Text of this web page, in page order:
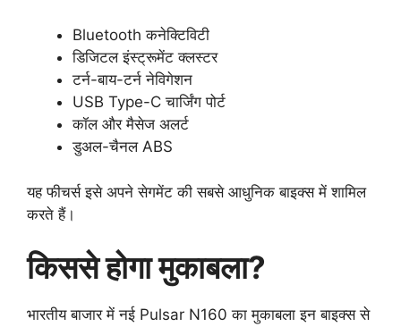
Bluetooth कनेक्टिविटी
डिजिटल इंस्ट्रूमेंट क्लस्टर
टर्न-बाय-टर्न नेविगेशन
USB Type-C चार्जिंग पोर्ट
कॉल और मैसेज अलर्ट
डुअल-चैनल ABS
यह फीचर्स इसे अपने सेगमेंट की सबसे आधुनिक बाइक्स में शामिल
करते हैं।
किससे होगा मुकाबला?
भारतीय बाजार में नई Pulsar N160 का मुकाबला इन बाइक्स से